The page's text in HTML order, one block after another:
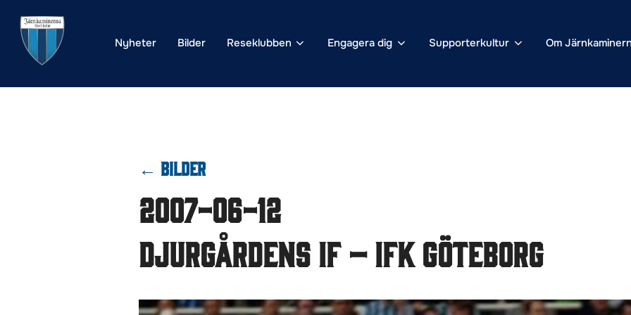
innehåll
Nyheter Bilder Reseklubben Engagera dig Supporterkultur Om
← BILDER
2007-06-12
Djurgårdens IF – IFK Göteborg